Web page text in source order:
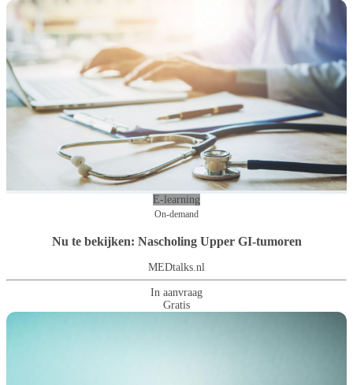
E-learning
On-demand
Nu te bekijken: Nascholing Upper GI-tumoren
MEDtalks.nl
In aanvraag
Gratis